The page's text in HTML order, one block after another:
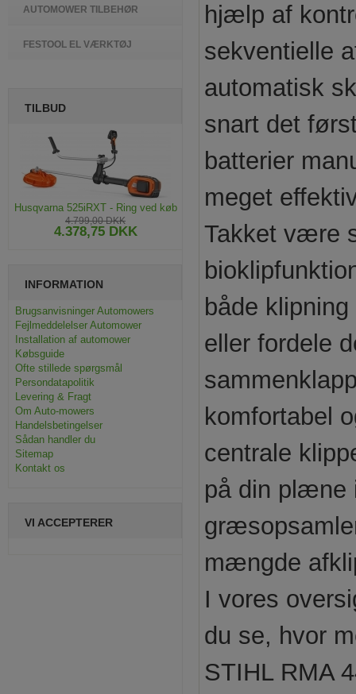
hjælp af
sekventielle
automatisk
snart det
batterier
meget
Takket være
både
eller fordele
komfortabel
centrale
på din plæne
mængde
I vores
du se, hvor
STIHL RMA
AUTOMOWER TILBEHØR
FESTOOL EL VÆRKTØJ
TILBUD
Husqvarna 525iRXT - Ring ved køb
4.799,00 DKK
4.378,75 DKK
INFORMATION
Brugsanvisninger Automowers
Fejlmeddelelser Automower
Installation af automower
Købsguide
Ofte stillede spørgsmål
Persondatapolitik
Levering & Fragt
Om Auto-mowers
Handelsbetingelser
Sådan handler du
Sitemap
Kontakt os
VI ACCEPTERER